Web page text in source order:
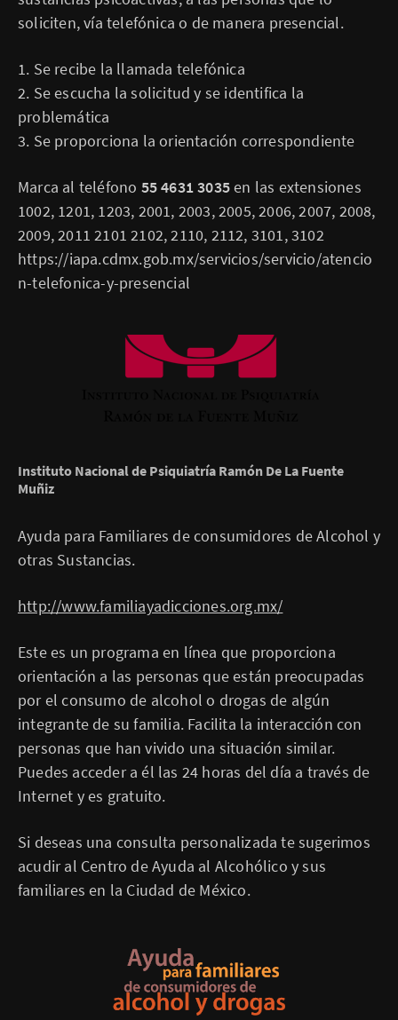
soliciten, vía telefónica o de manera presencial.
1. Se recibe la llamada telefónica
2. Se escucha la solicitud y se identifica la
problemática
3. Se proporciona la orientación correspondiente
Marca al teléfono 55 4631 3035en las extensiones
1002, 1201, 1203, 2001, 2003, 2005, 2006, 2007, 2008,
2009, 2011 2101 2102, 2110, 2112, 3101, 3102
https://iapa.cdmx.gob.mx/servicios/servicio/atencio
n-telefonica-y-presencial
Instituto Nacional de Psiquiatría Ramón De La Fuente
Muñiz
Ayuda para Familiares de consumidores de Alcohol y
otras Sustancias.
http://www.familiayadicciones.org.mx/
Este es un programa en línea que proporciona
orientación a las personas que están preocupadas
por el consumo de alcohol o drogas de algún
integrante de su familia. Facilita la interacción con
personas que han vivido una situación similar.
Puedes acceder a él las 24 horas del día a través de
Internet y es gratuito.
Si deseas una consulta personalizada te sugerimos
acudir al Centro de Ayuda al Alcohólico y sus
familiares en la Ciudad de México.